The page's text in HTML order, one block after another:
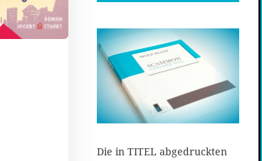
Die in TITEL abgedruckten